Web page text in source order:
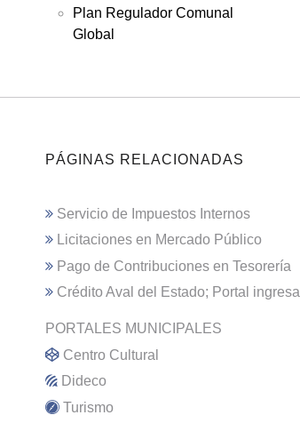
Plan Regulador Comunal
Global
PÁGINAS RELACIONADAS
Servicio de Impuestos Internos
Licitaciones en Mercado Público
Pago de Contribuciones en Tesorería
Crédito Aval del Estado; Portal ingresa
PORTALES MUNICIPALES
Centro Cultural
Dideco
Turismo